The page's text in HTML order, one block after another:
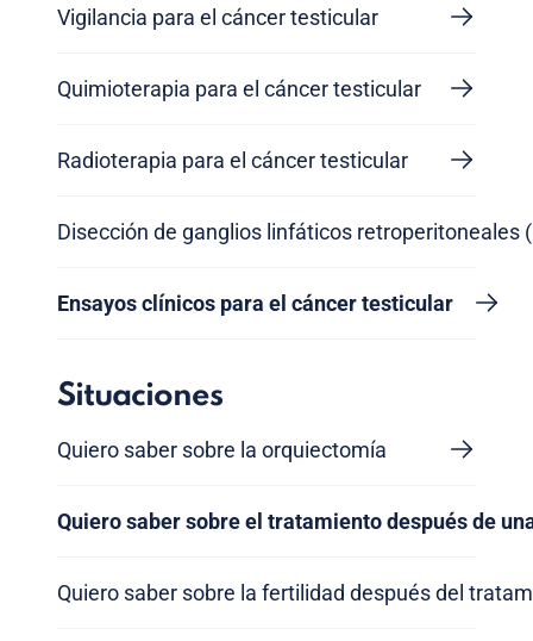
Vigilancia para el cáncer testicular
Quimioterapia para el cáncer testicular
Radioterapia para el cáncer testicular
Disección de ganglios linfáticos retroperitoneales
Ensayos clínicos para el cáncer testicular
Situaciones
Quiero saber sobre la orquiectomía
Quiero saber sobre el tratamiento después de
Quiero saber sobre la fertilidad después del